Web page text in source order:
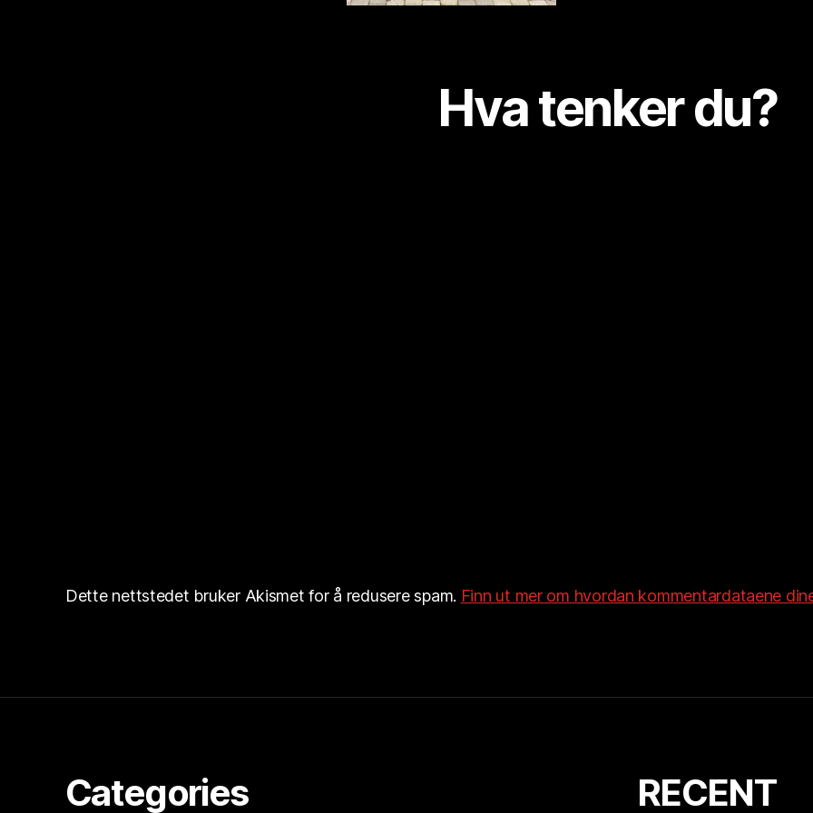
Hva tenker du?
Dette nettstedet bruker Akismet for å redusere spam. Finn ut mer om hvordan kommentardataene
Categories RECENT